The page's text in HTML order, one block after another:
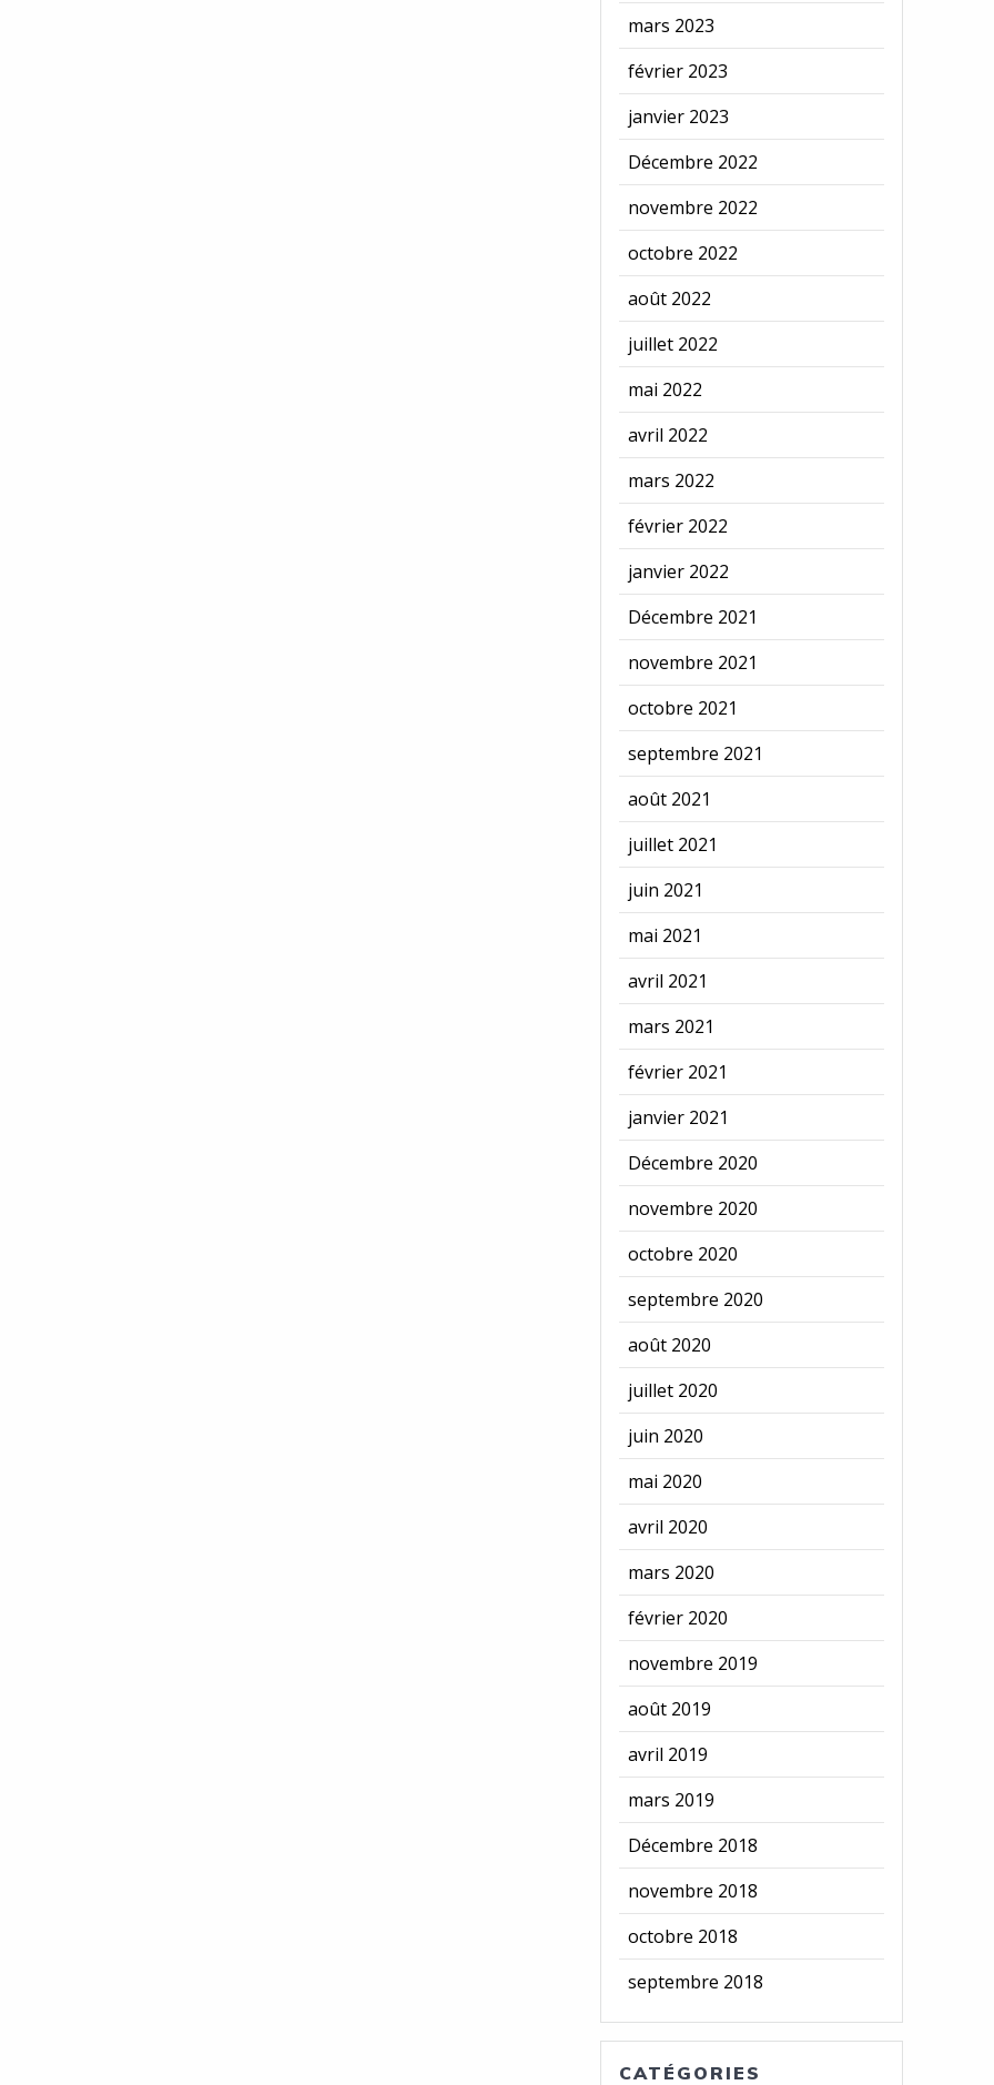
mars 2023
février 2023
janvier 2023
Décembre 2022
novembre 2022
octobre 2022
août 2022
juillet 2022
mai 2022
avril 2022
mars 2022
février 2022
janvier 2022
Décembre 2021
novembre 2021
octobre 2021
septembre 2021
août 2021
juillet 2021
juin 2021
mai 2021
avril 2021
mars 2021
février 2021
janvier 2021
Décembre 2020
novembre 2020
octobre 2020
septembre 2020
août 2020
juillet 2020
juin 2020
mai 2020
avril 2020
mars 2020
février 2020
novembre 2019
août 2019
avril 2019
mars 2019
Décembre 2018
novembre 2018
octobre 2018
septembre 2018
CATÉGORIES